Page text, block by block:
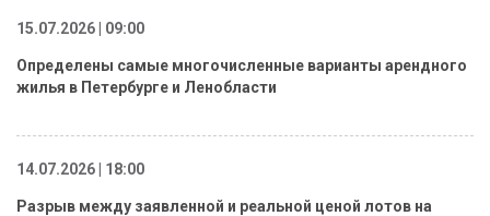
15.07.2026 | 09:00
Определены самые многочисленные варианты арендного
жилья в Петербурге и Ленобласти
14.07.2026 | 18:00
Разрыв между заявленной и реальной ценой лотов на